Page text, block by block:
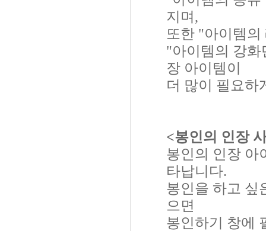
지며,
또한 "아이템
"아이템의 강화
장 아이템이
더 많이 필요하
<봉인의 인장
봉인의 인장 아
타납니다.
봉인을 하고 싶
으면
봉인하기 창에